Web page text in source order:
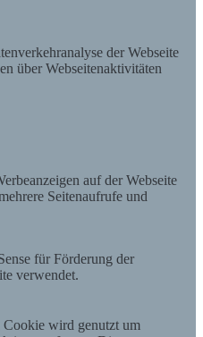
der Webseite
über Webseitenaktivitäten
auf der Webseite
Seitenaufrufe und
für Förderung der
verwendet.
wird genutzt um